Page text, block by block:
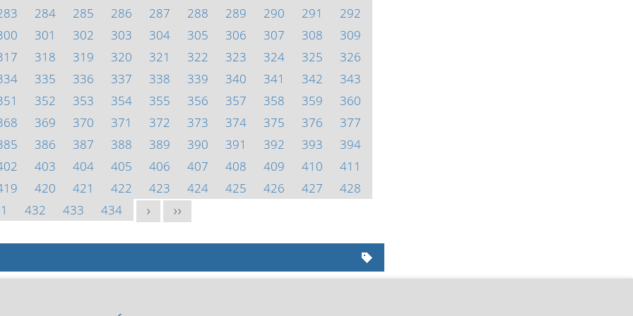
284 285 286 287 288 289 290 291
292
301 302 303 304 305 306 307 308
309
318 319 320 321 322 323 324 325
326
335 336 337 338 339 340 341 342
343
352 353 354 355 356 357 358 359
360
369 370 371 372 373 374 375 376
377
386 387 388 389 390 391 392 393
394
403 404 405 406 407 408 409 410
411
420 421 422 423 424 425 426 427
428
432 433 434 > >>